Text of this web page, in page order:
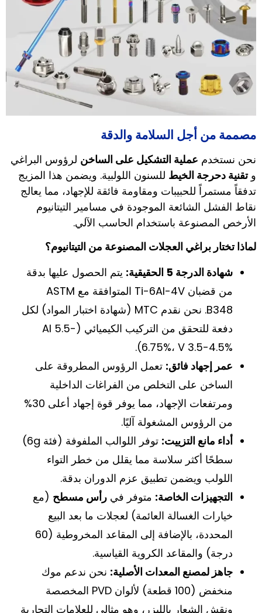
مصممة من أجل السلامة والدقة
نحن نستخدم عملية التشكيل على الساخن لرؤوس البراغي
وتقنية دحرجة الخيط للسنون اللولبية. ويضمن هذا المزيج
تدفقاً مستمراً للحبيبات ومقاومة فائقة للإجهاد، مما يعالج
نقاط الفشل الشائعة الموجودة في مسامير التيتانيوم
الأرخص المصنوعة باستخدام الحاسب الآلي.
لماذا تختار براغي العجلات المصنوعة من التيتانيوم؟
شهادة الدرجة 5 الحقيقية:
يتم الحصول عليها بدقة
من قضبان Ti-6Al-4V المتوافقة مع ASTM
B348. نحن نقدم MTC (شهادة اختبار المواد) لكل
دفعة للتحقق من التركيب الكيميائي (Al 5.5-
6.75%، V 3.5-4.5%).
عمر إجهاد فائق: تعمل الرؤوس المطروقة على
الساخن على التخلص من الفراغات الداخلية
ومرتفعات الإجهاد، مما يوفر قوة إجهاد أعلى 30%
من الرؤوس المشغولة آليًا.
أداء مانع التزييت:
توفر اللوالب الملفوفة (فئة 6g)
سطحًا أكثر سلاسة مما يقلل من خطر التواء
اللولب ويضمن تطبيق عزم الدوران بدقة.
التجهيزات الخاصة: متوفر في رأس مسطح (مع
خيارات الغسالة العائمة) لعجلات ما بعد البيع
المحددة، بالإضافة إلى المقاعد المخروطية (60
درجة) والمقاعد الكروية القياسية.
جاهز لمصنع المعدات الأصلية: نحن ندعم موك
منخفض (100 قطعة) لألوان PVD المخصصة
ونقش الشعار بالليزر، وهو مثالي للعلامات التجارية